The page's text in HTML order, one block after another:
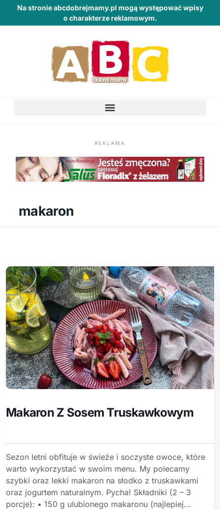
Na stronie abcdobrejmamy.pl mogą występować wpisy
o charakterze reklamowym.
REKLAMA
makaron
Makaron Z Sosem Truskawkowym
Sezon letni obfituje w świeże i soczyste owoce, które
warto wykorzystać w swoim menu. My polecamy
szybki oraz lekki makaron na słodko z truskawkami
oraz jogurtem naturalnym. Pycha! Składniki (2 – 3
porcje): • 150 g ulubionego makaronu (najlepiej...